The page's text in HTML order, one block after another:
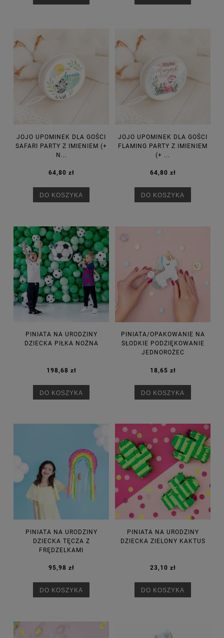
JOJO UPOMINEK DLA GOŚCI
SAFARI PARTY Z IMIENIEM (+
N...
64,80 zł
DO KOSZYKA
JOJO UPOMINEK DLA GOŚCI
FLAMING PARTY Z IMIENIEM
(+ ...
64,80 zł
DO KOSZYKA
PINIATA NA URODZINY
DZIECKA PIŁKA NOŻNA
198,68 zł
DO KOSZYKA
PINIATA/OPAKOWANIE NA
SŁODKIE PODZIĘKOWANIE
JEDNOROŻEC
18,65 zł
DO KOSZYKA
PINIATA NA URODZINY
DZIECKA TĘCZA Z
FRĘDZELKAMI
95,98 zł
DO KOSZYKA
PINIATA NA URODZINY
DZIECKA ZIELONY KAKTUS
23,10 zł
DO KOSZYKA